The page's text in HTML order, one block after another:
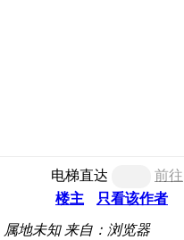
电梯直达
前往
楼主
只看该作者
属地未知 来自：浏览器